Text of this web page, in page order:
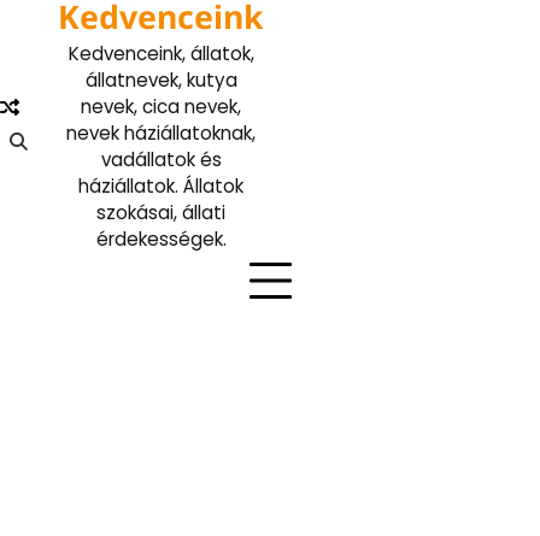
Kedvenceink
Kedvenceink, állatok,
állatnevek, kutya
nevek, cica nevek,
nevek háziállatoknak,
vadállatok és
háziállatok. Állatok
szokásai, állati
érdekességek.